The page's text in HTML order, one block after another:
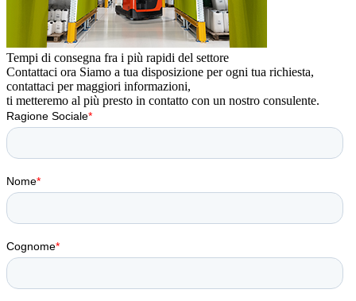
Tempi di consegna fra i più rapidi del settore
Contattaci ora Siamo a tua disposizione per ogni tua richiesta,
contattaci per maggiori informazioni,
ti metteremo al più presto in contatto con un nostro consulente.